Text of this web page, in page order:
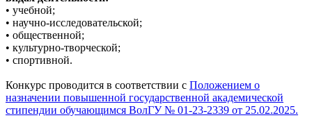
• учебной;
• научно-исследовательской;
• общественной;
• культурно-творческой;
• спортивной.
Конкурс проводится в соответствии с Положением о
назначении повышенной государственной академической
стипендии обучающимся ВолГУ№ 01-23-2339 от 25.02.2025.